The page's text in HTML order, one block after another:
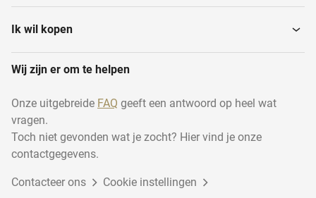
Overige
Hydraulisch aggregaat
Demiwaterinstallatie
Productielijnen Stroomgeneratoren
Ik wil kopen
Wij zijn er om te helpen
Onze uitgebreide FAQ geeft een antwoord op heel wat
vragen.
Toch niet gevonden wat je zocht? Hier vind je onze
contactgegevens.
Contacteer ons Cookie instellingen